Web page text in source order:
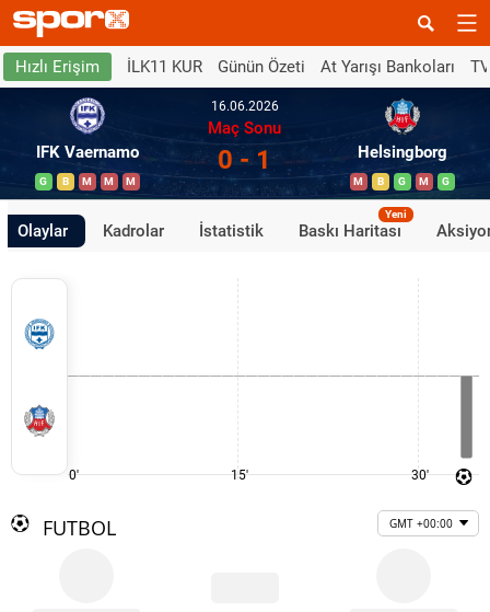
Hızlı Erişim İLK11 KUR Günün Özeti At Yarışı Bankoları
IFK Vaernamo
G B M M M
16.06.2026
Maç Sonu
0 - 1 Helsingborg
M B G M G
Olaylar Kadrolar İstatistik Baskı Haritası
Yeni
0' 15' 30'
FUTBOL GMT +00:00